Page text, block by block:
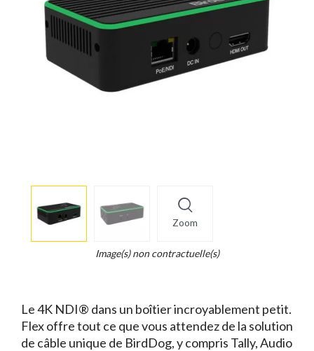
Zoom
info
Image(s) non contractuelle(s)
Le 4K NDI® dans un boîtier incroyablement petit.
Flex offre tout ce que vous attendez de la solution
de câble unique de BirdDog, y compris Tally, Audio